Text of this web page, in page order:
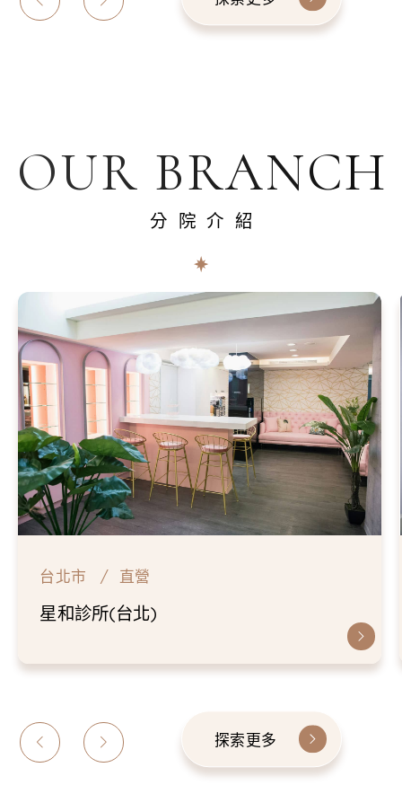
OUR BRANCH
分院介紹
台北市
仁愛星和診所
探索更多